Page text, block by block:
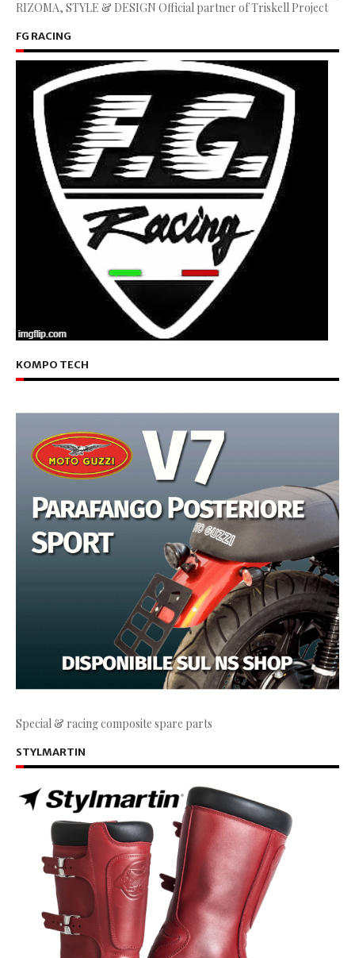
RIZOMA, STYLE & DESIGN Official partner of Triskell Project
FG RACING
KOMPO TECH
Special & racing composite spare parts
STYLMARTIN